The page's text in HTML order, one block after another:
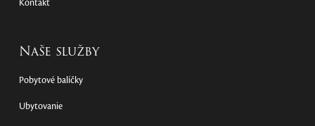
Kontakt
Naše služby
Pobytové balíčky
Ubytovanie